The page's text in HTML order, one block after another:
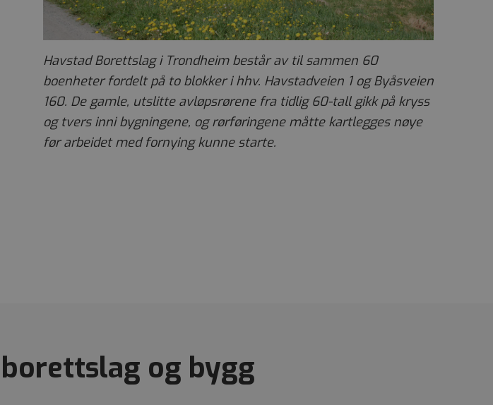
Havstad Borettslag i Trondheim består av til sammen 60
boenheter fordelt på to blokker i hhv. Havstadveien 1 og Byåsveien
160. De gamle, utslitte avløpsrørene fra tidlig 60-tall gikk på kryss
og tvers inni bygningene, og rørføringene måtte kartlegges nøye
før arbeidet med fornying kunne starte.
og bygg